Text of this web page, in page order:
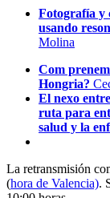
Fotografía y
usando
Molina
Com
Hongria?
El nexo
ruta para
salud y la
La retransmisión
(hora de Valencia).